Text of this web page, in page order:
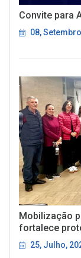
Convite para
08,
Mobilização
fortalece
25, Julho,